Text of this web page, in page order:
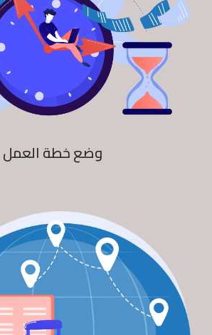
وضع خطة العمل